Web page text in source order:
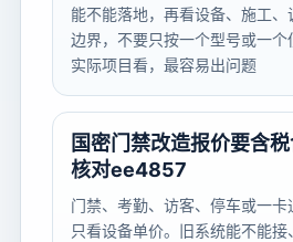
能不能落地，再看设备、施工
边界，不要只按一个型号或一个
实际项目看，最容易出问题
国密门禁改造报价要含
核对ee4857
门禁、考勤、访客、停车或一
只看设备单价。旧系统能不能接